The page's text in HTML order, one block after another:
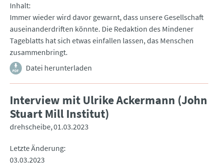
Inhalt
Immer wieder wird davor gewarnt, dass unsere Gesellschaft
auseinanderdriften könnte. Die Redaktion des Mindener
Tageblatts hat sich etwas einfallen lassen, das Menschen
zusammenbringt.
Datei herunterladen
Interview mit Ulrike Ackermann (John
Stuart Mill Institut)
drehscheibe 01.03.2023
Letzte Änderung
03.03.2023